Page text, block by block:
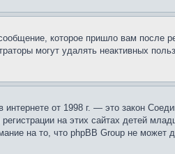
которое пришло вам после
могут удалять неактивных
от 1998 г. — это закон
на этих сайтах детей
на то, что phpBB Group не может